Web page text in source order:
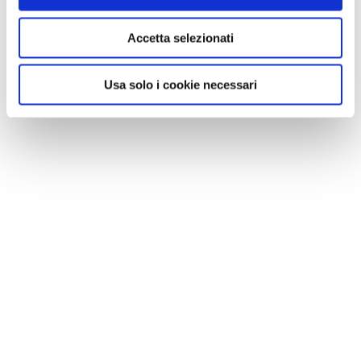
Accetta selezionati
Usa solo i cookie necessari